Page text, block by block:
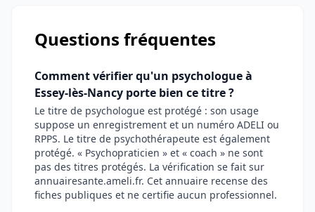
Questions fréquentes
Comment vérifier qu'un psychologue à
Essey-lès-Nancy porte bien ce titre ?
Le titre de psychologue est protégé : son usage
suppose un enregistrement et un numéro ADELI ou
RPPS. Le titre de psychothérapeute est également
protégé. « Psychopraticien » et « coach » ne sont
pas des titres protégés. La vérification se fait sur
annuairesante.ameli.fr. Cet annuaire recense des
fiches publiques et ne certifie aucun professionnel.